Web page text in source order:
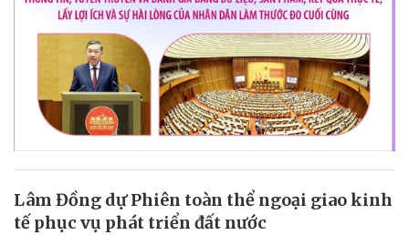
Lâm Đồng dự Phiên toàn thể ngoại giao kinh
tế phục vụ phát triển đất nước